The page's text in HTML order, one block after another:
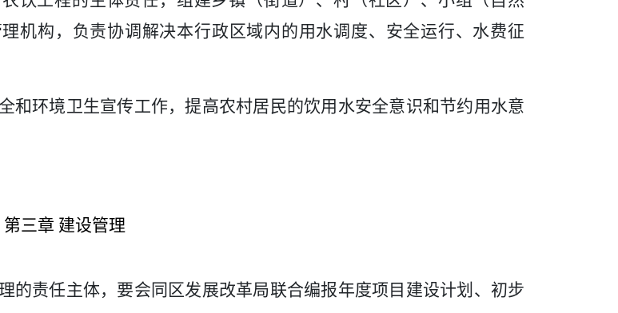
机构，负责协调解决本行政区域内的用水调度、安全运行、水费征
和环境卫生宣传工作，提高农村居民的饮用水安全意识和节约用水意
第三章 建设管理
的责任主体，要会同区发展改革局联合编报年度项目建设计划、初步